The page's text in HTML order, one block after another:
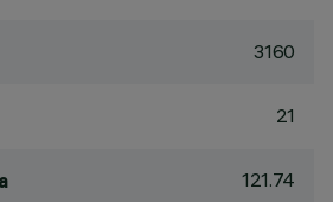
3160
21
121.74